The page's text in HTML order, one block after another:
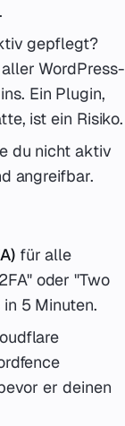
gepflegt?
WordPress-
Ein Plugin,
ist ein Risiko.
du nicht aktiv
angreifbar.
für alle
oder "Two
5 Minuten.
er deinen